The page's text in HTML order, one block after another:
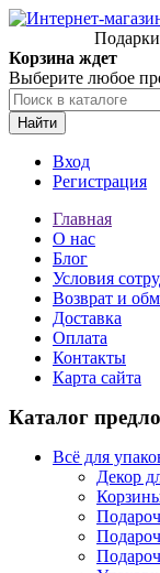
Корзина ждет
Выберите любое
Найти
Вход
Регистрация
Главная
О нас
Блог
Условия
Возврат и
Доставка
Оплата
Контакты
Карта сайта
Каталог
Всё для
Декор